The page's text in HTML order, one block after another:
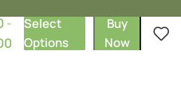
-
Select
Options
Buy
Now